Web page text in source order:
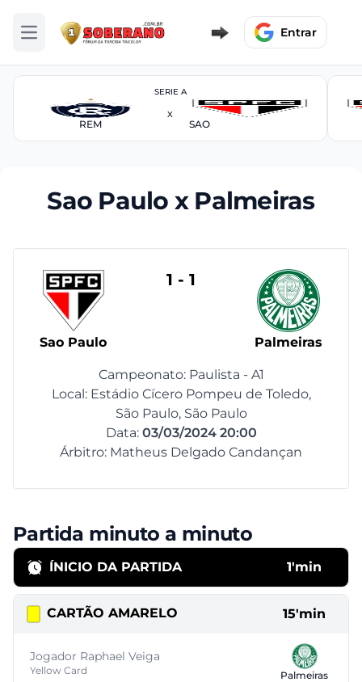
Abrir menu Entrar
SERIE A
REM
X
SAO
Sao Paulo x Palmeiras
Sao Paulo
1 - 1
Palmeiras
Campeonato: Paulista - A1
Local: Estádio Cícero Pompeu de Toledo,
São Paulo, São Paulo
Data: 03/03/2024 20:00
Árbitro: Matheus Delgado Candançan
Partida minuto a minuto
ÍNICIO DA PARTIDA 1'min
CARTÃO AMARELO 15'min
Jogador Raphael Veiga
Yellow Card Palmeiras